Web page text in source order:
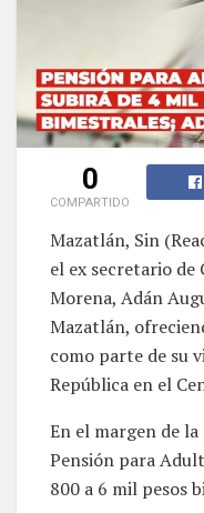
0
COMPARTIDO
Mazatlán, Sin
el ex secretario de
Morena, Adán
Mazatlán,
como parte de su
República en el
En el margen de
Pensión para
800 a 6 mil pesos